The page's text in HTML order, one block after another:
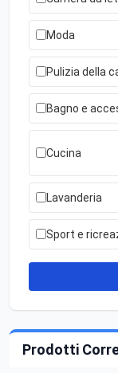
Moda
Pulizia della
Bagno e
Cucina
Lavanderia
Sport e
Prodotti